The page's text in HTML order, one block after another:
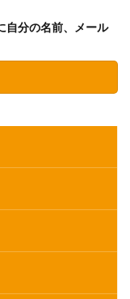
自分の名前、メール